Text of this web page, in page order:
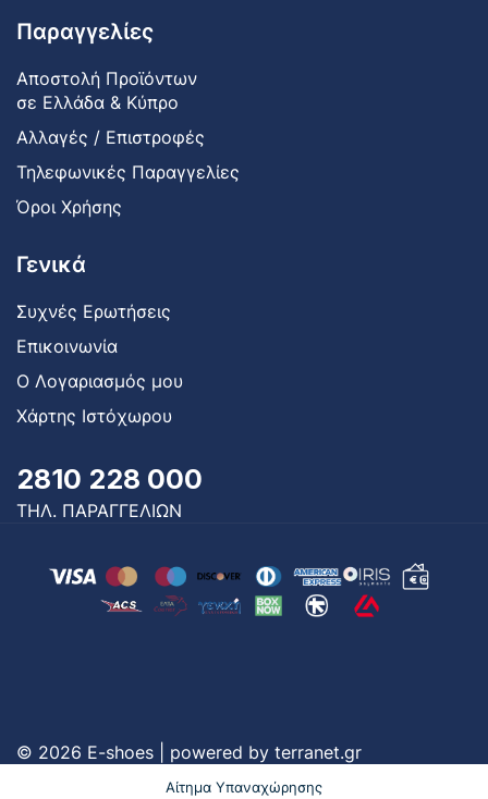
Παραγγελίες
Αποστολή Προϊόντων
σε Ελλάδα & Κύπρο
Αλλαγές / Επιστροφές
Τηλεφωνικές Παραγγελίες
Όροι Χρήσης
Γενικά
Συχνές Ερωτήσεις
Επικοινωνία
Ο Λογαριασμός μου
Χάρτης Ιστόχωρου
2810 228 000
ΤΗΛ. ΠΑΡΑΓΓΕΛΙΩΝ
© 2026 E-shoes | powered by terranet.gr
Αίτημα Υπαναχώρησης